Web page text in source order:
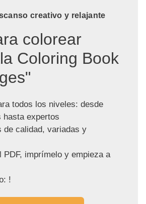
creativo y relajante
colorear
Coloring Book
todos los niveles: desde
hasta expertos
de calidad, variadas y
PDF, imprímelo y empieza a
!